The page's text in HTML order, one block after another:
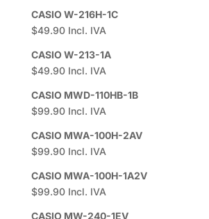
CASIO W-216H-1C
$49.90 Incl. IVA
CASIO W-213-1A
$49.90 Incl. IVA
CASIO MWD-110HB-1B
$99.90 Incl. IVA
CASIO MWA-100H-2AV
$99.90 Incl. IVA
CASIO MWA-100H-1A2V
$99.90 Incl. IVA
CASIO MW-240-1EV